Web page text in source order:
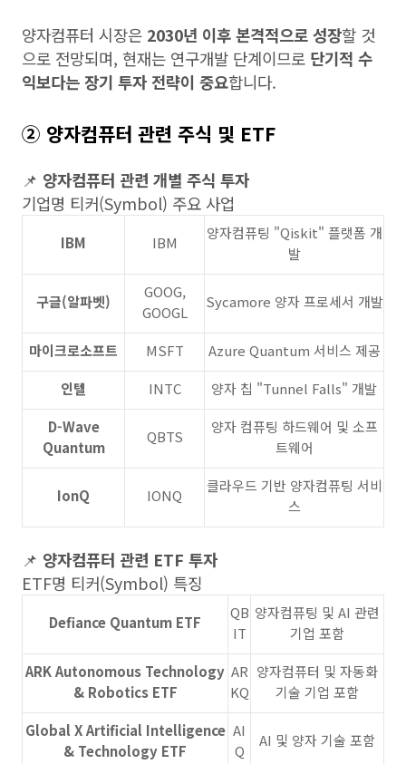
양자컴퓨터 시장은 2030년 이후 본격적으로 성장할 것
으로 전망되며, 현재는 연구개발 단계이므로 단기적 수
익보다는 장기 투자 전략이 중요합니다.
② 양자컴퓨터 관련 주식 및 ETF
📌 양자컴퓨터 관련 개별 주식 투자
기업명 티커(Symbol) 주요 사업
IBM IBM
양자컴퓨팅 "Qiskit" 플랫폼 개
발
구글(알파벳)
GOOG,
GOOGL
Sycamore 양자 프로세서 개발
마이크로소프트 MSFT
Azure Quantum 서비스 제공
인텔
INTC
양자 칩 "Tunnel Falls" 개발
D-Wave
Quantum
QBTS
양자 컴퓨팅 하드웨어 및 소프
트웨어
IonQ IONQ
클라우드 기반 양자컴퓨팅 서비
스
📌 양자컴퓨터 관련 ETF 투자
ETF명 티커(Symbol) 특징
Defiance Quantum ETF
QB
IT
양자컴퓨팅 및 AI 관련
기업 포함
ARK Autonomous Technology
& Robotics ETF
AR
KQ
양자컴퓨터 및 자동화
기술 기업 포함
Global X Artificial Intelligence
& Technology ETF
AI
Q
AI 및 양자 기술 포함